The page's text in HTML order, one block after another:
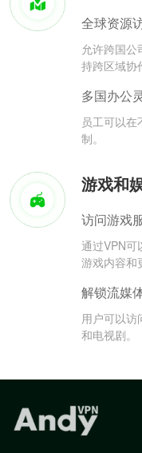
全球资源
允许跨国
持跨区域协
多国办公
员工可以在
制。
游戏和
访问游戏
通过VPN可
游戏内容和
解锁流媒
用户可以访
和电视剧。